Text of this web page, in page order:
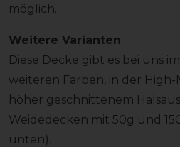
möglich.
Weitere Varianten
Diese Decke gibt es bei uns
weiteren Farben, in der
höher geschnittenem
Weidedecken mit 50g und
unten).